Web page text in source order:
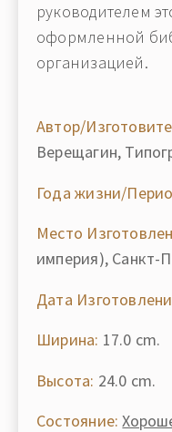
руководителем
оформленной
организацией.
Автор/
Верещагин,
Года жизни/
Место
империя), Санкт-
Дата
Ширина: 17.0 cm.
Высота: 24.0 cm.
Состояние: